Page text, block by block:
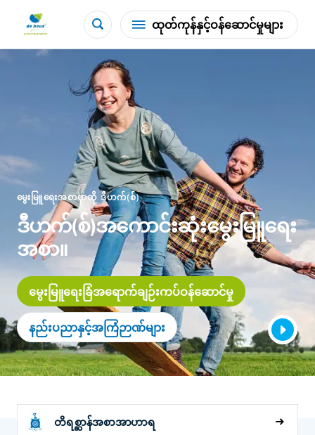
ထုတ်ကုန်နှင့်ဝန်ဆောင်မှုများ
မွေးမြူရေးအစာမှာဆို ဒီဟက်(စ်)
ဒီဟက်(စ်)အကောင်းဆုံးမွေးမြူရေး
အစာ။
မွေးမြူရေးခြံအရောက်ချဉ်းကပ်ဝန်ဆောင်မှု
နည်းပညာနှင့်အကြံဉာဏ်များ
တိရစ္ဆာန်အစာအာဟာရ